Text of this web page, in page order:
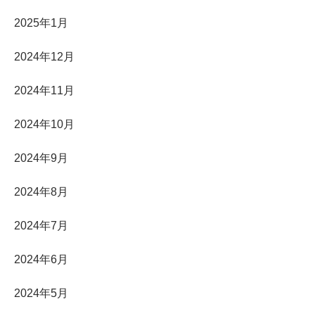
2025年1月
2024年12月
2024年11月
2024年10月
2024年9月
2024年8月
2024年7月
2024年6月
2024年5月